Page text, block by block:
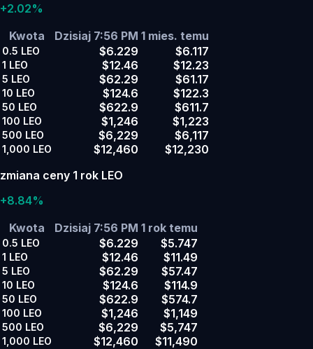
+2.02%
Kwota
Dzisiaj 7:56 PM 1 mies. temu
0.5 LEO $6.229 $6.117
1 LEO $12.46 $12.23
5 LEO $62.29 $61.17
10 LEO $124.6 $122.3
50 LEO $622.9 $611.7
100 LEO $1,246 $1,223
500 LEO $6,229 $6,117
1,000 LEO $12,460
$12,230
zmiana ceny 1 rok LEO
+8.84%
Kwota
Dzisiaj 7:56 PM 1 rok temu
0.5 LEO $6.229 $5.747
1 LEO $12.46 $11.49
5 LEO $62.29 $57.47
10 LEO $124.6 $114.9
50 LEO $622.9 $574.7
100 LEO $1,246 $1,149
500 LEO $6,229 $5,747
1,000 LEO $12,460
$11,490